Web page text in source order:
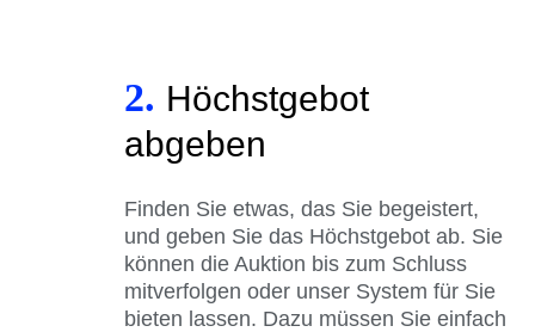
2. Höchstgebot
abgeben
Finden Sie etwas, das Sie begeistert,
und geben Sie das Höchstgebot ab. Sie
können die Auktion bis zum Schluss
mitverfolgen oder unser System für Sie
bieten lassen. Dazu müssen Sie einfach